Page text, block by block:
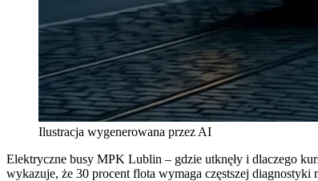
Ilustracja wygenerowana przez AI
Elektryczne busy MPK Lublin – gdzie utknęły i dlaczego
wykazuje, że 30 procent flota wymaga częstszej diagnostyki